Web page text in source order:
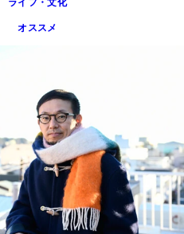
オススメ